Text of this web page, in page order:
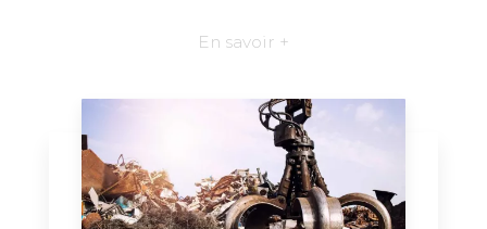
En savoir +